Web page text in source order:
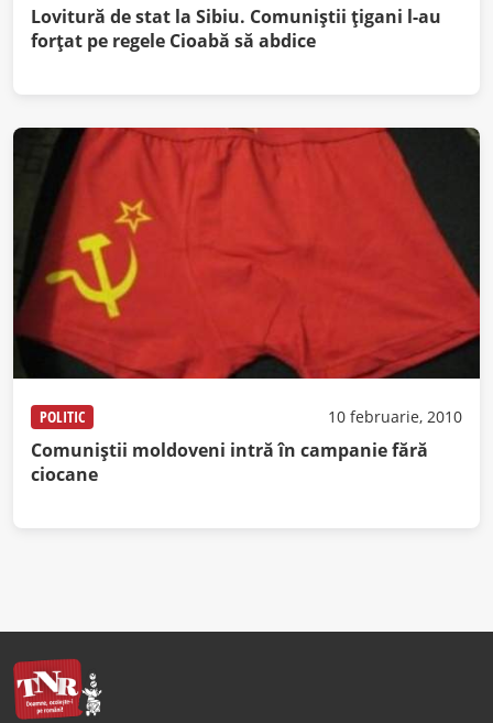
Lovitură de stat la Sibiu. Comuniștii țigani l-au
forțat pe regele Cioabă să abdice
POLITIC 10 februarie, 2010
Comuniştii moldoveni intră în campanie fără
ciocane